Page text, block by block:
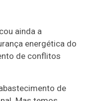
ainda a
energética do
de conflitos
de